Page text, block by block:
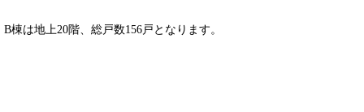
B棟は地上20階、総戸数156戸となります。